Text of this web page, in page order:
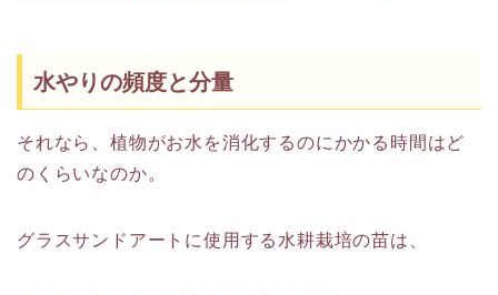
水やりの頻度と分量
それなら、植物がお水を消化するのにかかる時間はど
のくらいなのか。
グラスサンドアートに使用する水耕栽培の苗は、